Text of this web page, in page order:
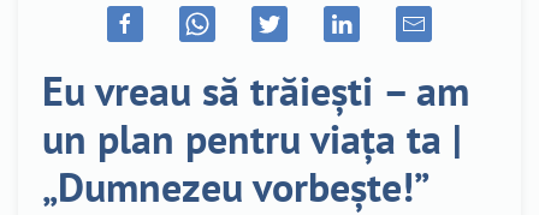
Eu vreau să trăiești – am
un plan pentru viața ta |
„Dumnezeu vorbește!”